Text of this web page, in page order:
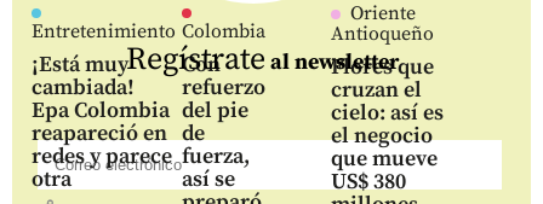
Entretenimiento
¡Está muy
cambiada!
Epa Colombia
reapareció en
redes y parece
otra
Colombia
Con
refuerzo
del pie
de
fuerza,
así se
Oriente
Antioqueño
Flores que
cruzan el
cielo: así es
el negocio
que mueve
US$ 380
Regístrate al newsletter